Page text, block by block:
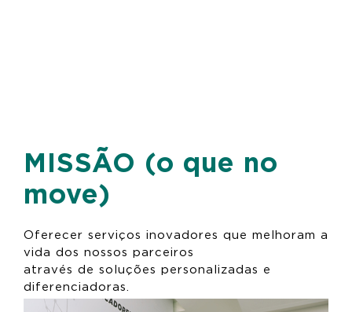
MISSÃO (o que no
move)
Oferecer serviços inovadores que melhoram a
vida dos nossos parceiros
através de soluções personalizadas e
diferenciadoras.